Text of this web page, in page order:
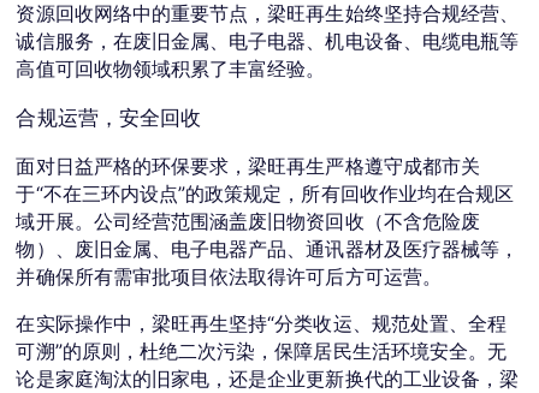
资源回收网络中的重要节点，梁旺再生始终坚持合规经营、
诚信服务，在废旧金属、电子电器、机电设备、电缆电瓶等
高值可回收物领域积累了丰富经验。
合规运营，安全回收
面对日益严格的环保要求，梁旺再生严格遵守成都市关
于“不在三环内设点”的政策规定，所有回收作业均在合规区
域开展。公司经营范围涵盖废旧物资回收（不含危险废
物）、废旧金属、电子电器产品、通讯器材及医疗器械等，
并确保所有需审批项目依法取得许可后方可运营。
在实际操作中，梁旺再生坚持“分类收运、规范处置、全程
可溯”的原则，杜绝二次污染，保障居民生活环境安全。无
论是家庭淘汰的旧家电，还是企业更新换代的工业设备，梁